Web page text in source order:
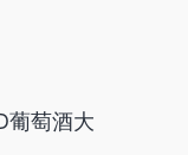
葡萄酒大